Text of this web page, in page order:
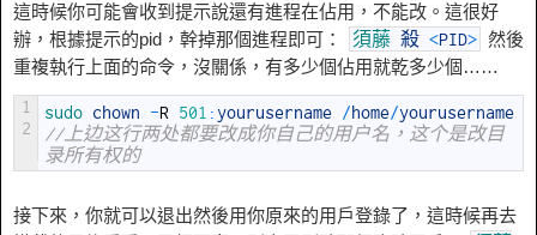
這時候你可能會收到提示說還有進程在佔用，不能改。這很好
辦，根據提示的pid，幹掉那個進程即可：
須藤 殺 <PID> 然後
重複執行上面的命令，沒關係，有多少個佔用就乾多少個……
1
2
sudo chown -R 501 :yourusername /home/yourusername
//上边这行两处都要改成你自己的用户名，这个是改目
录所有权的
接下來，你就可以退出然後用你原來的用戶登錄了，這時候再去